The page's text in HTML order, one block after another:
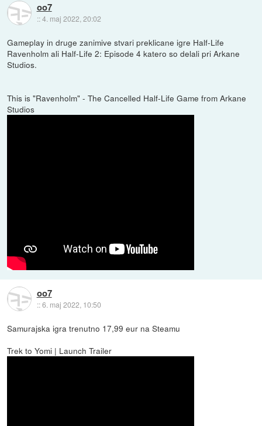
oo7
::4. maj 2022, 20:02
Gameplay in druge zanimive stvari preklicane igre Half-Life
Ravenholm ali Half-Life 2: Episode 4 katero so delali pri Arkane
Studios.
This is "Ravenholm" - The Cancelled Half-Life Game from Arkane
Studios
oo7
::6. maj 2022, 10:50
Samurajska igra trenutno 17,99 eur na Steamu
Trek to Yomi | Launch Trailer